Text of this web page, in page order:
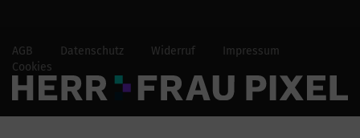
AGB Datenschutz Widerruf
Impressum
Cookies